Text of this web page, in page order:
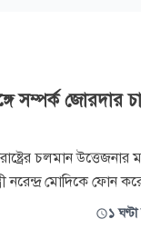
সম্পর্ক জোরদার
চলমান উত্তেজনার
নরেন্দ্র মোদিকে ফোন
বেনিয়ামিন
১